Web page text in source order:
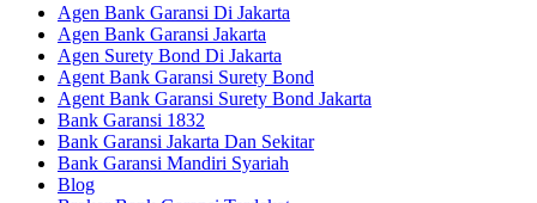
Agen Bank Garansi Di Jakarta
Agen Bank Garansi Jakarta
Agen Surety Bond Di Jakarta
Agent Bank Garansi Surety Bond
Agent Bank Garansi Surety Bond Jakarta
Bank Garansi 1832
Bank Garansi Jakarta Dan Sekitar
Bank Garansi Mandiri Syariah
Blog